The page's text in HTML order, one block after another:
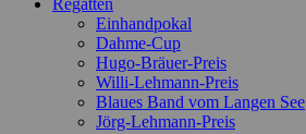
Regatten
Einhandpokal
Dahme-Cup
Hugo-Bräuer-Preis
Willi-Lehmann-Preis
Blaues Band vom Langen See
Jörg-Lehmann-Preis